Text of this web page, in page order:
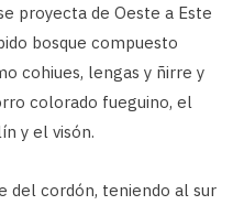
proyecta de Oeste a Este
bosque compuesto
cohiues, lengas y ñirre y
colorado fueguino, el
y el visón.
del cordón, teniendo al sur